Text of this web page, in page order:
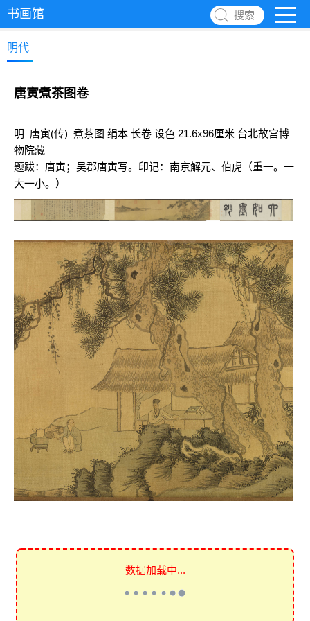
书画馆 搜索
明代
唐寅煮茶图卷
明_唐寅(传)_煮茶图 绢本 长卷 设色 21.6x96厘米 台北故宫博
物院藏
题跋：唐寅；吴郡唐寅写。印记：南京解元、伯虎（重一。一
大一小。）
数据加载中...